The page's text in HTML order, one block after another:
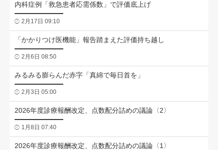
内科症例「救急患者応需係数」で評価底上げ
2月17日 09:10
「かかりつけ医機能」報告踏まえた評価持ち越し
2月6日 08:50
みるみる膨らんだ赤字「真綿で毎日首を」
2月3日 05:00
2026年度診療報酬改定、点数配分詰めの議論〈2〉
1月8日 07:40
2026年度診療報酬改定、点数配分詰めの議論〈1〉